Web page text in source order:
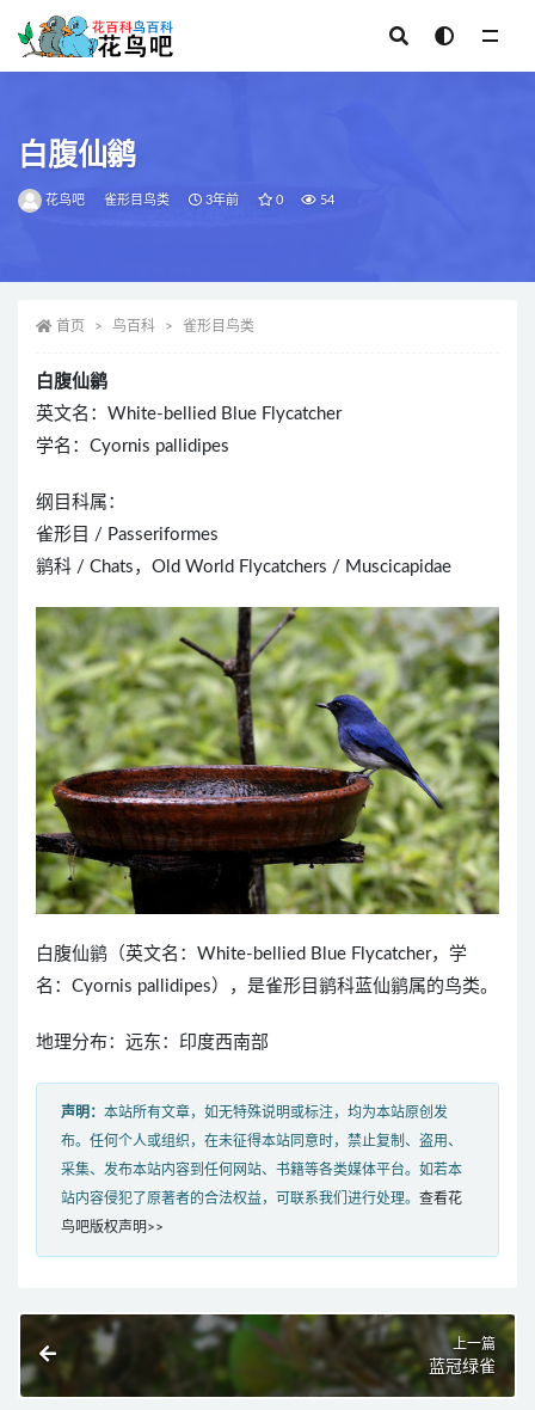
白腹仙鹟
花鸟吧 雀形目鸟类 3年前 0 54
首页 鸟百科 雀形目鸟类
白腹仙鹟
英文名：White-bellied Blue Flycatcher
学名：Cyornis pallidipes
纲目科属：
雀形目 / Passeriformes
鹟科 / Chats，Old World Flycatchers / Muscicapidae
白腹仙鹟（英文名：White-bellied Blue Flycatcher，学
名：Cyornis pallidipes），是雀形目鹟科蓝仙鹟属的鸟类。
地理分布：远东：印度西南部
声明： 本站所有文章，如无特殊说明或标注，均为本站原创发
布。任何个人或组织，在未征得本站同意时，禁止复制、盗用、
采集、发布本站内容到任何网站、书籍等各类媒体平台。如若本
站内容侵犯了原著者的合法权益，可联系我们进行处理。 查看花
鸟吧版权声明>>
上一篇
蓝冠绿雀